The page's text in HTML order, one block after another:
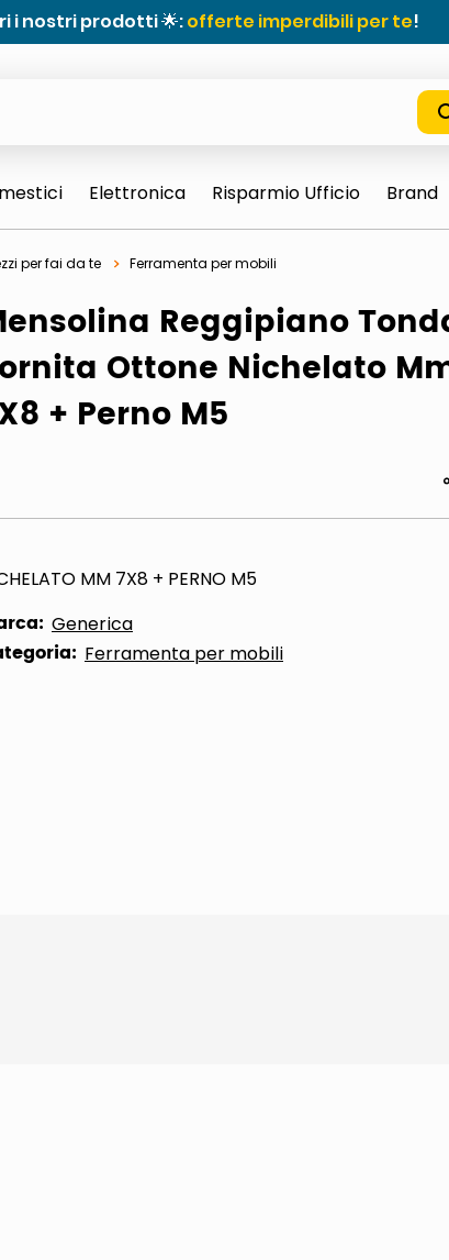
i nostri prodotti 🌟:offerte imperdibili per te!
Elettronica Risparmio Ufficio Brand
per fai da te Ferramenta per mobili
Reggipiano
Ottone Nichelato
+ Perno M5
MM 7X8 + PERNO M5
Generica
Ferramenta per mobili